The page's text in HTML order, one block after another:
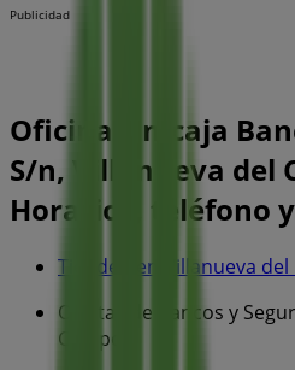
Publicidad
Oficina Unicaja
S/n, Villanueva del
Horarios, teléfono
Tiendeo en Villanueva del
Ofertas de Bancos y
Campo